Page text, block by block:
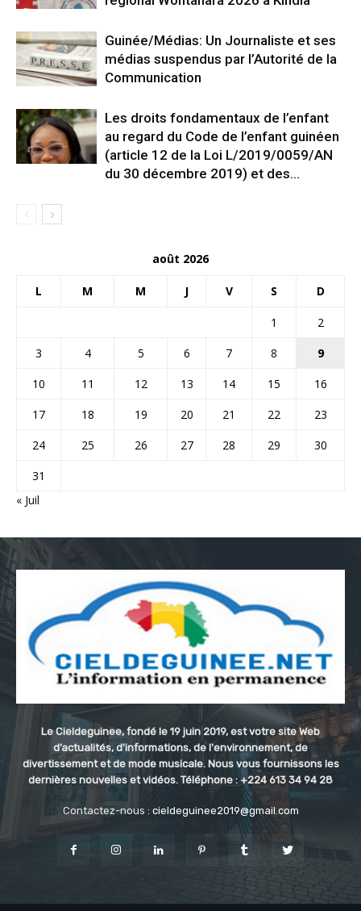
Guinée/Médias: Un Journaliste et ses
médias suspendus par l’Autorité de la
Communication
Les droits fondamentaux de l’enfant
au regard du Code de l’enfant guinéen
(article 12 de la Loi L/2019/0059/AN
du 30 décembre 2019) et des...
août 2026
L M M J V S D
1
2
3
4 5 6 7 8
9
10
11 12 13 14 15
16
17
18 19 20 21 22
23
24
25 26 27 28 29
30
31
« Juil
Le Cieldeguinee, fondé le 19 juin 2019, est votre site Web
d’actualités, d'informations, de l'environnement, de
divertissement et de mode musicale. Nous vous fournissons les
dernières nouvelles et vidéos. Téléphone : +224 613 34 94 28
Contactez-nous : cieldeguinee2019@gmail.com